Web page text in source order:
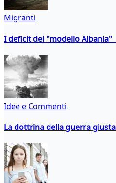
Migranti
I deficit del "modello
Idee e Commenti
La dottrina della guerra